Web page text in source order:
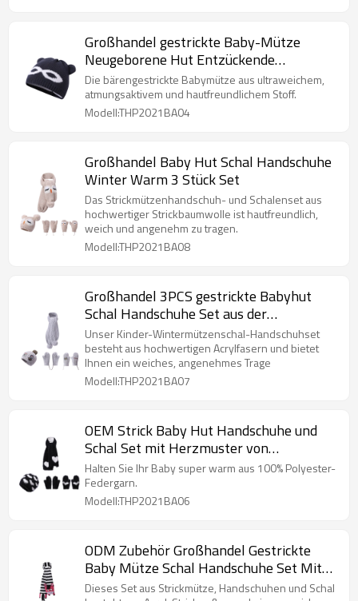
Großhandel gestrickte Baby-Mütze
Neugeborene Hut Entzückende
Baumwollbärenohr-Mütze
Die bärengestrickte Babymütze aus ultraweichem,
atmungsaktivem und hautfreundlichem Stoff.
Modell:THP2021BA04
Großhandel Baby Hut Schal Handschuhe
Winter Warm 3 Stück Set
Das Strickmützenhandschuh- und Schalenset aus
hochwertiger Strickbaumwolle ist hautfreundlich,
weich und angenehm zu tragen.
Modell:THP2021BA08
Großhandel 3PCS gestrickte Babyhut
Schal Handschuhe Set aus der
chinesischen Fabrik
Unser Kinder-Wintermützenschal-Handschuhset
besteht aus hochwertigen Acrylfasern und bietet
Ihnen ein weiches, angenehmes Trage
Modell:THP2021BA07
OEM Strick Baby Hut Handschuhe und
Schal Set mit Herzmuster von
chinesischen Lieferanten
Halten Sie Ihr Baby super warm aus 100% Polyester-
Federgarn.
Modell:THP2021BA06
ODM Zubehör Großhandel Gestrickte
Baby Mütze Schal Handschuhe Set Mit
Zebramuster
Dieses Set aus Strickmütze, Handschuhen und Schal